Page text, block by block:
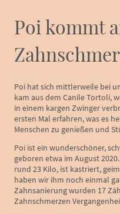
Poi kommt
Poi hat sich mittlerweile bei
kam aus dem Canile Tortoli,
in einem kargen Zwinger
ersten Mal erfahren, was es
Menschen zu genießen und
Poi ist ein wunderschöner,
geboren etwa im August
rund 23 Kilo, ist kastriert,
haben wir ihm noch einmal
Zahnsanierung wurden 17
Zahnschmerzen